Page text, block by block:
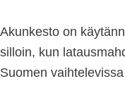
Akunkesto on
silloin, kun
Suomen